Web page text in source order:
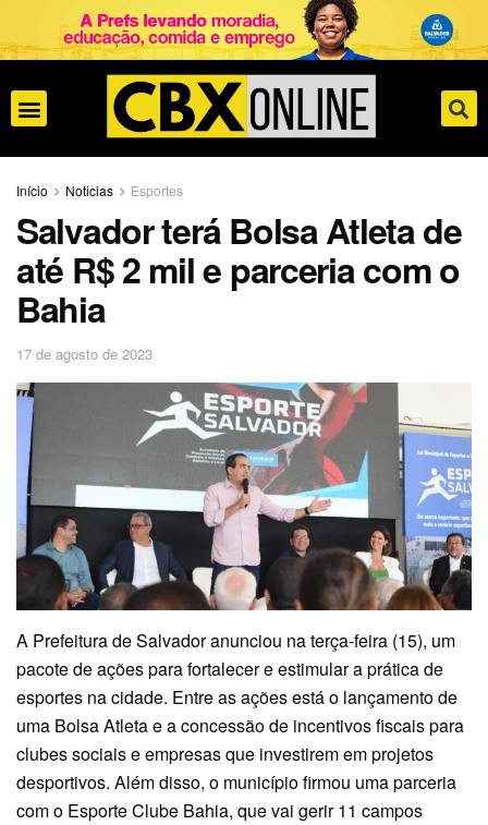
Início Noticias Esportes
Salvador terá Bolsa Atleta de
até R$ 2 mil e parceria com o
Bahia
17 de agosto de 2023
A Prefeitura de Salvador anunciou na terça-feira (15), um
pacote de ações para fortalecer e estimular a prática de
esportes na cidade. Entre as ações está o lançamento de
uma Bolsa Atleta e a concessão de incentivos fiscais para
clubes sociais e empresas que investirem em projetos
desportivos. Além disso, o município firmou uma parceria
com o Esporte Clube Bahia, que vai gerir 11 campos